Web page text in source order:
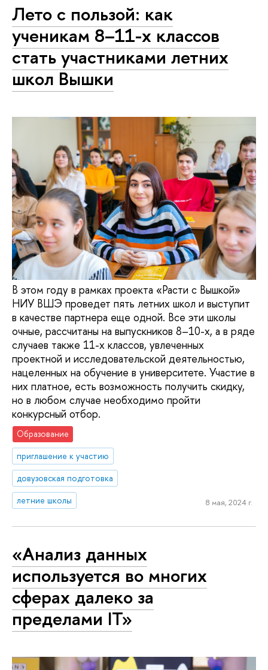
Лето с пользой: как
ученикам 8–11-х классов
стать участниками летних
школ Вышки
В этом году в рамках проекта «Расти с Вышкой»
НИУ ВШЭ проведет пять летних школ и выступит
в качестве партнера еще одной. Все эти школы
очные, рассчитаны на выпускников 8–10-х, а в ряде
случаев также 11-х классов, увлеченных
проектной и исследовательской деятельностью,
нацеленных на обучение в университете. Участие в
них платное, есть возможность получить скидку,
но в любом случае необходимо пройти
конкурсный отбор.
Образование
приглашение к участию
довузовская подготовка
летние школы
8 мая, 2024 г.
«Анализ данных
используется во многих
сферах далеко за
пределами IT»